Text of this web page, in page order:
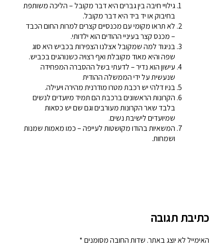
גילויי חיבה בין גברים היא דבר מקובל – הליכה משותפת
בחיבוק או יד ביד היא דבר מקובל.
לא תראו מקומי עם מכנסיים קצרים למרות החום הכבד
– מכנס קצר בעיניי ההודים הוא ילדותי.
בניגוד למה שמקובל אצלנו הצפירות בכביש היא סוג
שפה והיא מאוד מקובלת ואף רצויה כשנוהגים בכביש.
עישון הוא נדיר – לדעתי בשל ההסברה המפחידה
שנעשית על ידי הממשלה ההודית
בניו דלהי יש רכבת מטרו מודרנית מהירה ויעילה.
הקרונות הראשונים ברכבת הם תמיד מיועדים לנשים
בלבד שאר הקרונות מעורבים וגם שם יש כסאות
שמיועדים לישיבת נשים.
המשאיות בהודו מקושטות לעייפה – כמו מאמות שמנות
ושמחות.
כתיבת תגובה
האימייל לא יוצג באתר. שדות החובה מסומנים*